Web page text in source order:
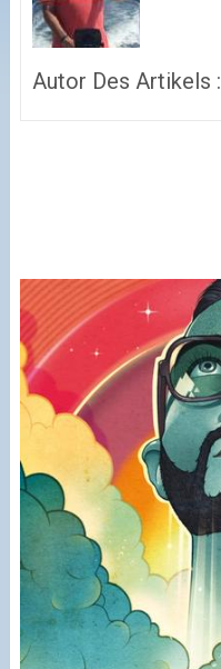
Autor Des Artikels :